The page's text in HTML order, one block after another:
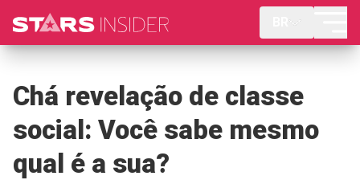
Chá revelação de classe
social: Você sabe mesmo
qual é a sua?